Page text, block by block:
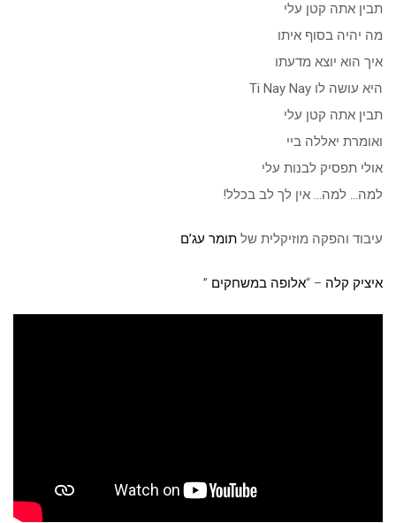
תבין אתה קטן עלי
מה יהיה בסוף איתו
איך הוא יוצא מדעתו
היא עושה לו Ti Nay Nay
תבין אתה קטן עלי
ואומרת יאללה ביי
אולי תפסיק לבנות עלי
למה… למה… אין לך לב בכלל!
עיבוד והפקה מוזיקלית של תומר עג’ם
איציק קלה – “אלופה במשחקים ”